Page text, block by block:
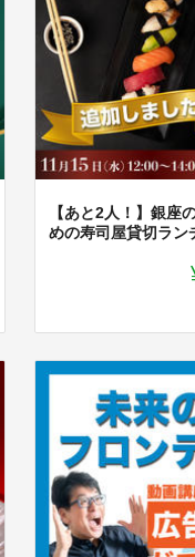
【あと2人！】銀座
めの寿司屋貸切ラン